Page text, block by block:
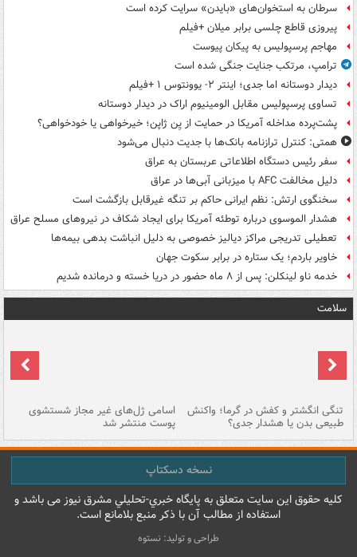
سرطان به استخوان‌های «بایدن» سرایت کرده است
پیروزی قاطع چلسی برابر میلان +فیلم
مهاجم پرسپولیس به پیکان پیوست
ترامپ، مرتکب جنایت جنگی شده است
دیدار دوستانه اما جدی؛ اینتر ۲- یوونتوس ۱ +فیلم
تساوی پرسپولیس مقابل الومینیوم اراک در دیدار دوستانه
پشت‌پرده مداخله آمریکا در حمایت از یِن ژاپن؛ خیرخواهی یا خودخواهی؟
همتی: کنترل ترازنامه بانک‌ها با جدیت دنبال می‌شود
سفر رئیس دستگاه اطلاعاتی عربستان به عراق
دلیل مخالفت AFC با میزبانی آبی‌ها در عراق
سخنگوی ارتش: نظم ایرانی حاکم بر تنگه غیرقابل بازگشت است
هشدار الموسوی درباره توطئه آمریکا برای ایجاد شکاف در نیروهای مسلح عراق
تعطیلی تدریجی مراکز دیالیز خصوصی به دلیل انباشت بدهی بیمه‌ها
خاویر باردم؛ یک ستاره در برابر سکوت جهان
خدمه ناو لینکلن: پس از ۸ ماه حضور در دریا خسته و درمانده‌ شدیم
سلامت
تنگی انگشتر و کفش در گرما؛ واکنش
طبیعی بدن یا هشدار جدی؟
اسامی ژل‌های غیر مجاز شستشوی
پوست منتشر شد
نسخه دسکتاپ
کليه حقوق اين سايت متعلق به پایگاه خبري-تحليلي مشرق نيوز می باشد و
استفاده از مطالب آن با ذکر منبع بلامانع است.
طراحی و تولید: نستوه